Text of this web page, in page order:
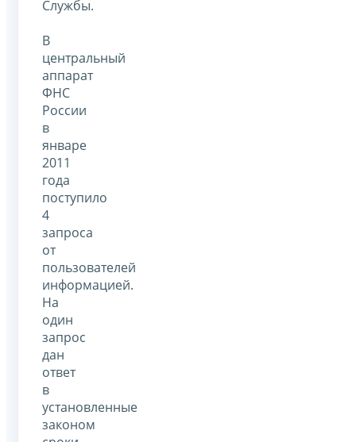
Службы.
В
центральный
аппарат
ФНС
России
в
январе
2011
года
поступило
4
запроса
от
пользователей
информацией.
На
один
запрос
дан
ответ
в
установленные
законом